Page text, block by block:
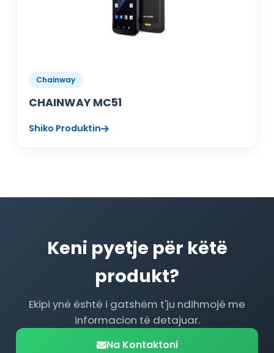
Chainway
CHAINWAY MC51
Shiko Produktin
Keni pyetje për këtë
produkt?
Ekipi ynë është i gatshëm t'ju ndihmojë me
informacion të detajuar.
Na Kontaktoni